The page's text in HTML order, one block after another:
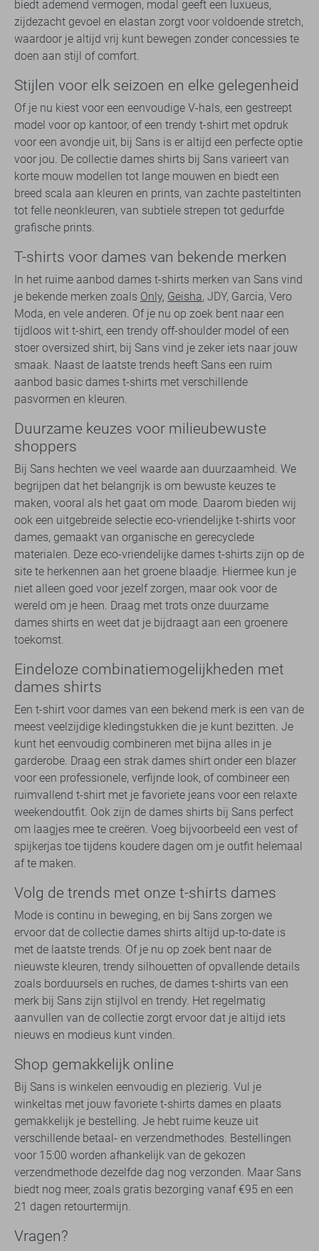
biedt ademend vermogen, modal geeft een luxueus,
zijdezacht gevoel en elastan zorgt voor voldoende stretch,
waardoor je altijd vrij kunt bewegen zonder concessies te
doen aan stijl of comfort.
Stijlen voor elk seizoen en elke gelegenheid
Of je nu kiest voor een eenvoudige V-hals, een gestreept
model voor op kantoor, of een trendy t-shirt met opdruk
voor een avondje uit, bij Sans is er altijd een perfecte optie
voor jou. De collectie dames shirts bij Sans varieert van
korte mouw modellen tot lange mouwen en biedt een
breed scala aan kleuren en prints, van zachte pasteltinten
tot felle neonkleuren, van subtiele strepen tot gedurfde
grafische prints.
T-shirts voor dames van bekende merken
In het ruime aanbod dames t-shirts merken van Sans vind
je bekende merken zoals Only, Geisha, JDY, Garcia, Vero
Moda, en vele anderen. Of je nu op zoek bent naar een
tijdloos wit t-shirt, een trendy off-shoulder model of een
stoer oversized shirt, bij Sans vind je zeker iets naar jouw
smaak. Naast de laatste trends heeft Sans een ruim
aanbod basic dames t-shirts met verschillende
pasvormen en kleuren.
Duurzame keuzes voor milieubewuste
shoppers
Bij Sans hechten we veel waarde aan duurzaamheid. We
begrijpen dat het belangrijk is om bewuste keuzes te
maken, vooral als het gaat om mode. Daarom bieden wij
ook een uitgebreide selectie eco-vriendelijke t-shirts voor
dames, gemaakt van organische en gerecyclede
materialen. Deze eco-vriendelijke dames t-shirts zijn op de
site te herkennen aan het groene blaadje. Hiermee kun je
niet alleen goed voor jezelf zorgen, maar ook voor de
wereld om je heen. Draag met trots onze duurzame
dames shirts en weet dat je bijdraagt aan een groenere
toekomst.
Eindeloze combinatiemogelijkheden met
dames shirts
Een t-shirt voor dames van een bekend merk is een van de
meest veelzijdige kledingstukken die je kunt bezitten. Je
kunt het eenvoudig combineren met bijna alles in je
garderobe. Draag een strak dames shirt onder een blazer
voor een professionele, verfijnde look, of combineer een
ruimvallend t-shirt met je favoriete jeans voor een relaxte
weekendoutfit. Ook zijn de dames shirts bij Sans perfect
om laagjes mee te creëren. Voeg bijvoorbeeld een vest of
spijkerjas toe tijdens koudere dagen om je outfit helemaal
af te maken.
Volg de trends met onze t-shirts dames
Mode is continu in beweging, en bij Sans zorgen we
ervoor dat de collectie dames shirts altijd up-to-date is
met de laatste trends. Of je nu op zoek bent naar de
nieuwste kleuren, trendy silhouetten of opvallende details
zoals borduursels en ruches, de dames t-shirts van een
merk bij Sans zijn stijlvol en trendy. Het regelmatig
aanvullen van de collectie zorgt ervoor dat je altijd iets
nieuws en modieus kunt vinden.
Shop gemakkelijk online
Bij Sans is winkelen eenvoudig en plezierig. Vul je
winkeltas met jouw favoriete t-shirts dames en plaats
gemakkelijk je bestelling. Je hebt ruime keuze uit
verschillende betaal- en verzendmethodes. Bestellingen
voor 15:00 worden afhankelijk van de gekozen
verzendmethode dezelfde dag nog verzonden. Maar Sans
biedt nog meer, zoals gratis bezorging vanaf €95 en een
21 dagen retourtermijn.
Vragen?